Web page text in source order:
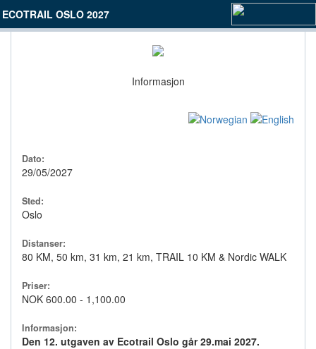
ECOTRAIL OSLO 2027
Informasjon
Dato:
29/05/2027
Sted:
Oslo
Distanser:
80 KM, 50 km, 31 km, 21 km, TRAIL 10 KM & Nordic WALK
Priser:
NOK 600.00 - 1,100.00
Informasjon:
Den 12. utgaven av Ecotrail Oslo går 29.mai 2027.